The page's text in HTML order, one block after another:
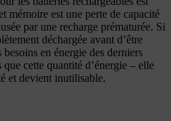
mémoire est une perte de capacité
par une recharge prématurée. Si
déchargée avant d’être
en énergie des derniers
cette quantité d’énergie – elle
et devient inutilisable.